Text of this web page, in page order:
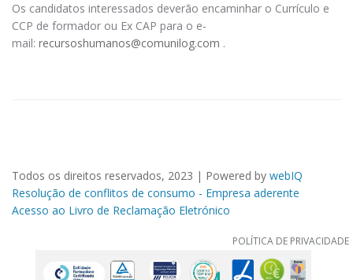
Os candidatos interessados deverão encaminhar o Currículo e
CCP de formador ou Ex CAP para o e-
mail: recursoshumanos@comunilog.com .
Todos os direitos reservados, 2023 | Powered by webIQ
Resolução de conflitos de consumo - Empresa aderente
Acesso ao Livro de Reclamação Eletrónico
POLÍTICA DE PRIVACIDADE